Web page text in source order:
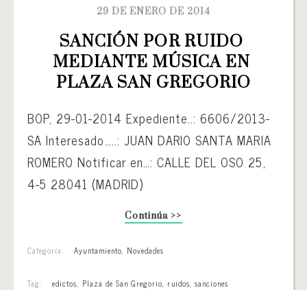
29 DE ENERO DE 2014
SANCIÓN POR RUIDO
MEDIANTE MÚSICA EN
PLAZA SAN GREGORIO
BOP, 29-01-2014 Expediente..: 6606/2013-
SA Interesado…..: JUAN DARIO SANTA MARIA
ROMERO Notificar en…: CALLE DEL OSO 25,
4-5 28041 (MADRID)
Continúa >>
Categoría: Ayuntamiento, Novedades
Tag: edictos, Plaza de San Gregorio, ruidos, sanciones